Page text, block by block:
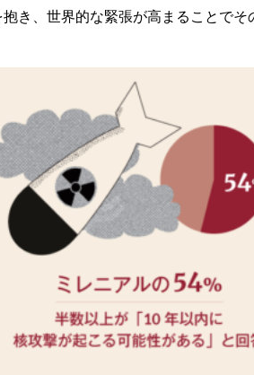
き、世界的な緊張が高まることでそ